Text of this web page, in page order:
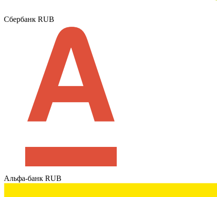
Сбербанк RUB
Альфа-банк RUB